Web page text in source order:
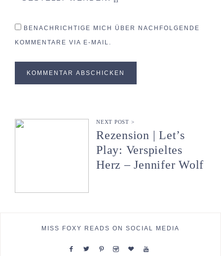
BENACHRICHTIGE MICH ÜBER NACHFOLGENDE
KOMMENTARE VIA E-MAIL.
NEXT POST >
Rezension | Let’s
Play: Verspieltes
Herz – Jennifer Wolf
MISS FOXY READS ON SOCIAL MEDIA